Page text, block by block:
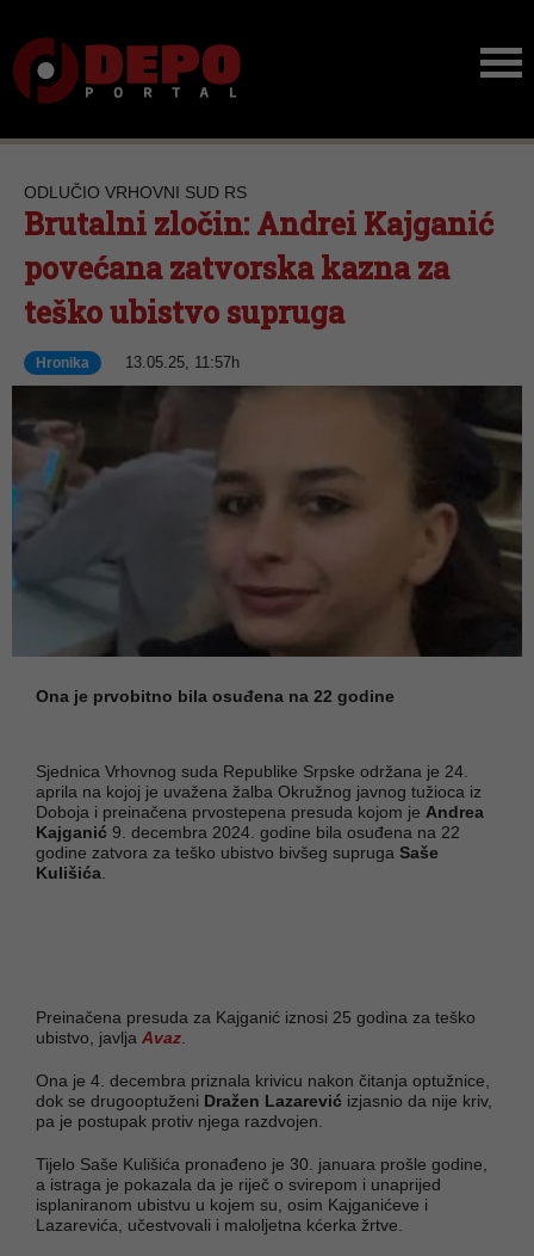
ODLUČIO VRHOVNI SUD RS
Brutalni zločin: Andrei Kajganić
povećana zatvorska kazna za
teško ubistvo supruga
Hronika 13.05.25, 11:57h
Ona je prvobitno bila osuđena na 22 godine
Sjednica Vrhovnog suda Republike Srpske održana je 24.
aprila na kojoj je uvažena žalba Okružnog javnog tužioca iz
Doboja i preinačena prvostepena presuda kojom je Andrea
Kajganić 9. decembra 2024. godine bila osuđena na 22
godine zatvora za teško ubistvo bivšeg supruga Saše
Kulišića
Preinačena presuda za Kajganić iznosi 25 godina za teško
ubistvo, javlja Avaz
Ona je 4. decembra priznala krivicu nakon čitanja optužnice,
dok se drugooptuženi Dražen Lazarević izjasnio da nije kriv,
pa je postupak protiv njega razdvojen.
Tijelo Saše Kulišića pronađeno je 30. januara prošle godine,
a istraga je pokazala da je riječ o svirepom i unaprijed
isplaniranom ubistvu u kojem su, osim Kajganićeve i
Lazarevića, učestvovali i maloljetna kćerka žrtve.